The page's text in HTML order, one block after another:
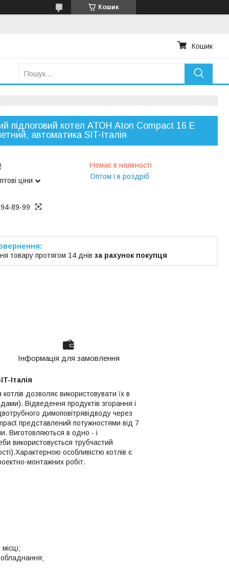
Кошик
Кошик
підлоговий котел АТОН Aton Compact 16 Е
автоматика SIT-Італія
ціни
Немає в наявності
Оптом і в роздріб
89-99
товару протягом 14 днів за рахунок покупця
Інформація для замовлення
Італія
дозволяє використовувати їх в
Відведення продуктів згорання і
димоповітрявідводу через
представлений потужностями від 7
Виготовляються в одно - і
використовується трубчастий
особливістю котлів є
монтажних робіт.
обладнання;